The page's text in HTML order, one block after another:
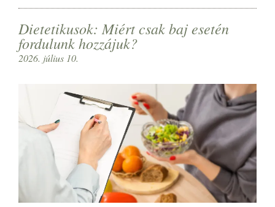
Dietetikusok: Miért csak baj esetén
fordulunk hozzájuk?
2026. július 10.